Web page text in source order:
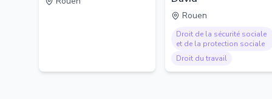
Rouen
Droit de la sécurité sociale
et de la protection sociale
Droit du travail